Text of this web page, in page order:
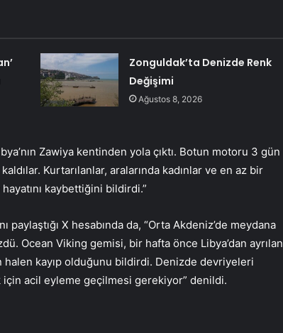
Zonguldak’ta Denizde Renk
Değişimi
Ağustos 8, 2026
Zawiya kentinden yola çıktı. Botun motoru 3 gün
Kurtarılanlar, aralarında kadınlar ve en az bir
kaybettiğini bildirdi.”
paylaştığı X hesabında da, “Orta Akdeniz’de meydana
Ocean Viking gemisi, bir hafta önce Libya’dan ayrılan
halen kayıp olduğunu bildirdi. Denizde devriyeleri
acil eyleme geçilmesi gerekiyor” denildi.